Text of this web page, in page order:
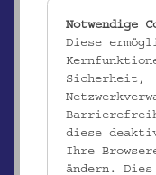
Votiv
_MEHR
Notwendige
Diese
Sicherheit,
diese
Ihre
ändern.